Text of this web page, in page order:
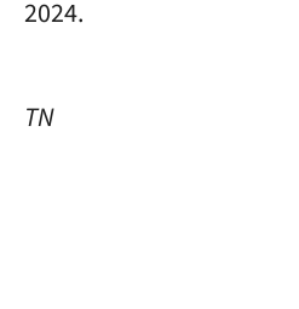
2024.
TN